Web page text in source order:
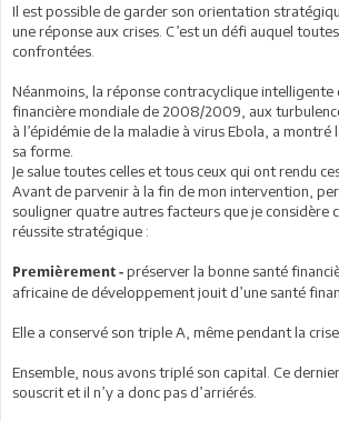
Il est possible de garder son orientation
une réponse aux crises. C’est un défi auquel
confrontées.
Néanmoins, la réponse contracyclique intelligente
financière mondiale de 2008/2009, aux
à l’épidémie de la maladie à virus Ebola, a montré
sa forme.
Je salue toutes celles et tous ceux qui ont rendu
Avant de parvenir à la fin de mon intervention,
souligner quatre autres facteurs que je considère
réussite stratégique :
Premièrement - préserver la bonne santé
africaine de développement jouit d’une santé
Elle a conservé son triple A, même pendant la
Ensemble, nous avons triplé son capital. Ce
souscrit et il n’y a donc pas d’arriérés.